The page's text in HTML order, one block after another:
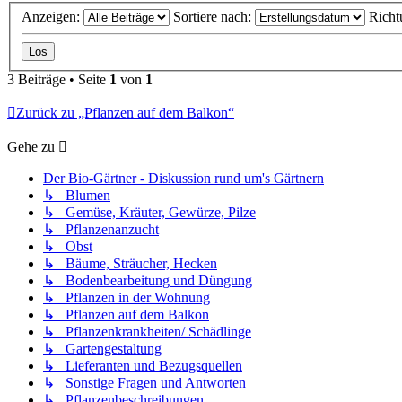
Anzeigen: Sortiere nach:
3 Beiträge • Seite 1 von 1
Zurück zu „Pflanzen auf dem Balkon“
Gehe zu
Der Bio-Gärtner - Diskussion rund um's Gärtnern
↳ Blumen
↳ Gemüse, Kräuter, Gewürze, Pilze
↳ Pflanzenanzucht
↳ Obst
↳ Bäume, Sträucher, Hecken
↳ Bodenbearbeitung und Düngung
↳ Pflanzen in der Wohnung
↳ Pflanzen auf dem Balkon
↳ Pflanzenkrankheiten/ Schädlinge
↳ Gartengestaltung
↳ Lieferanten und Bezugsquellen
↳ Sonstige Fragen und Antworten